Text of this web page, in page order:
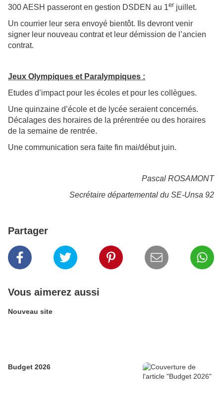
300 AESH passeront en gestion DSDEN au 1er juillet.
Un courrier leur sera envoyé bientôt. Ils devront venir
signer leur nouveau contrat et leur démission de l’ancien
contrat.
Jeux Olympiques et Paralympiques :
Etudes d’impact pour les écoles et pour les collègues.
Une quinzaine d’école et de lycée seraient concernés.
Décalages des horaires de la prérentrée ou des horaires
de la semaine de rentrée.
Une communication sera faite fin mai/début juin.
Pascal ROSAMONT
Secrétaire départemental du SE-Unsa 92
Partager
Vous aimerez aussi
Nouveau site
Budget 2026